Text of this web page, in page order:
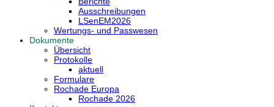
Ausschreibungen
LSenEM2026
Wertungs- und Passwesen
Dokumente
Übersicht
Protokolle
aktuell
Formulare
Rochade Europa
Rochade 2026